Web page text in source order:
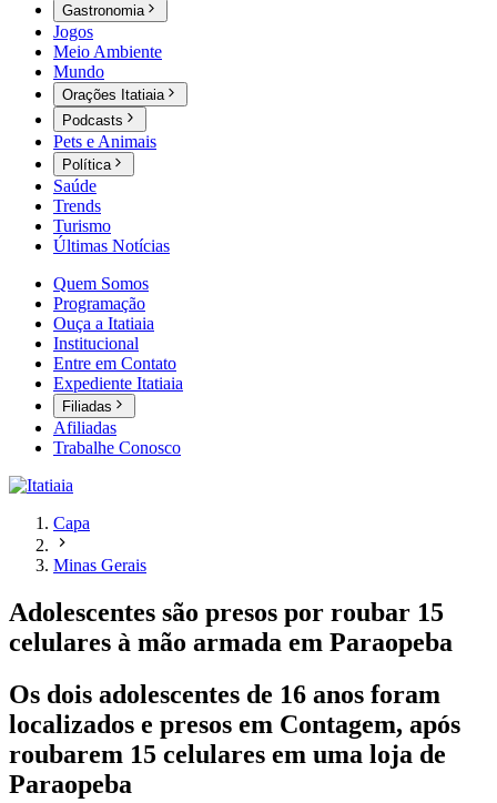
Gastronomia
Jogos
Meio Ambiente
Mundo
Orações Itatiaia
Podcasts
Pets e Animais
Política
Saúde
Trends
Turismo
Últimas Notícias
Quem Somos
Programação
Ouça a Itatiaia
Institucional
Entre em Contato
Expediente Itatiaia
Filiadas
Afiliadas
Trabalhe Conosco
Capa
Minas Gerais
Adolescentes são presos por roubar 15
celulares à mão armada em Paraopeba
Os dois adolescentes de 16 anos foram
localizados e presos em Contagem, após
roubarem 15 celulares em uma loja de
Paraopeba